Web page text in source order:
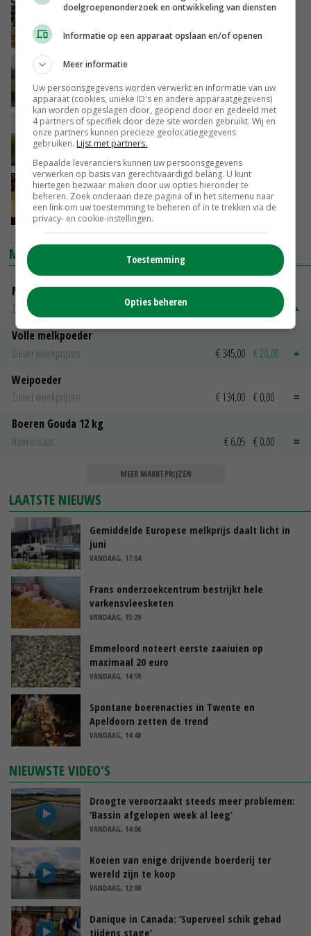
Fosfaatrechten fiscaal aftrekbaar
11-04-2018
Vrijstelling vleesvee enorme strijd
11-04-2018
Fosfaatbank op 1 september open
SZH wil ook oplossing zeldzame
melkveerassen
30-03-2018
MARKTPRIJZEN
Magere melkpoeder
Zuivel weekprijzen
Volle melkpoeder
Zuivel weekprijzen
€ 345,00 € 20,00
Weipoeder
Zuivel weekprijzen
€ 134,00 € 0,00
Boeren Gouda 12 kg
Boerenkaas
€ 6,05 € 0,00
MEER MARKTPRIJZEN
LAATSTE NIEUWS
Gemiddelde Europese melkprijs daalt licht in
juni
VANDAAG, 17:04
Frans onderzoekcentrum bestrijkt hele
varkensvleesketen
VANDAAG, 15:29
Emmeloord noteert eerste zaaiuien op
maximaal 20 euro
VANDAAG, 14:59
Spontane boerenacties in Twente en
Apeldoorn zetten de trend
VANDAAG, 14:48
NIEUWSTE VIDEO'S
Droogte veroorzaakt steeds meer problemen:
‘Bassin afgelopen week al leeg’
VANDAAG, 14:06
Koeien van enige drijvende boerderij ter
wereld zijn te koop
VANDAAG, 12:00
Danique in Canada: ‘Superveel schik gehad
tijdens stage’
doelgroepenonderzoek en ontwikkeling van diensten
Informatie op een apparaat opslaan en/of openen
Meer informatie
Uw persoonsgegevens worden verwerkt en informatie van uw
apparaat (cookies, unieke ID's en andere apparaatgegevens)
kan worden opgeslagen door, geopend door en gedeeld met
4 partners of specifiek door deze site worden gebruikt. Wij en
onze partners kunnen precieze geolocatiegegevens
gebruiken. Lijst met partners.
Bepaalde leveranciers kunnen uw persoonsgegevens
verwerken op basis van gerechtvaardigd belang. U kunt
hiertegen bezwaar maken door uw opties hieronder te
beheren. Zoek onderaan deze pagina of in het sitemenu naar
een link om uw toestemming te beheren of in te trekken via de
privacy- en cookie-instellingen.
Toestemming
Opties beheren